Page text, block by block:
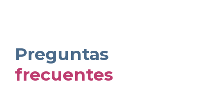
Preguntas
frecuentes